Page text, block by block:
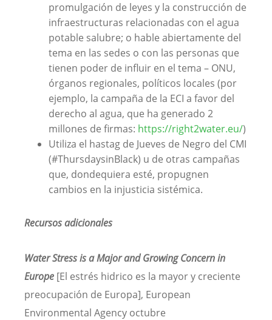
promulgación de leyes y la construcción de
infraestructuras relacionadas con el agua
potable salubre; o hable abiertamente del
tema en las sedes o con las personas que
tienen poder de influir en el tema – ONU,
órganos regionales, políticos locales (por
ejemplo, la campaña de la ECI a favor del
derecho al agua, que ha generado 2
millones de firmas: https://right2water.eu/)
Utiliza el hastag de Jueves de Negro del CMI
(#ThursdaysinBlack) u de otras campañas
que, dondequiera esté, propugnen
cambios en la injusticia sistémica.
Recursos adicionales
Water Stress is a Major and Growing Concern in
Europe [El estrés hidrico es la mayor y creciente
preocupación de Europa], European
Environmental Agency octubre